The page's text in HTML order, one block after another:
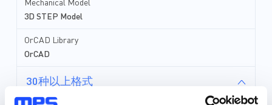
Mechanical Model
3D STEP Model
OrCAD Library
OrCAD
30种以上格式